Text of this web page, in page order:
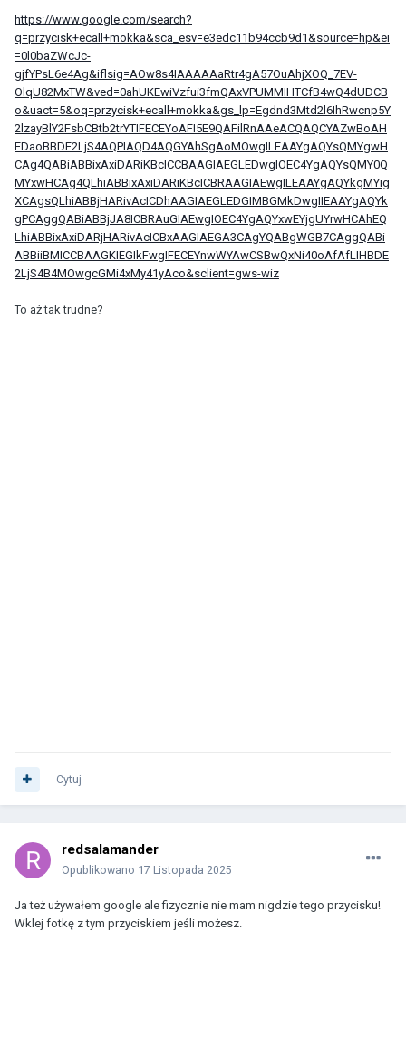
https://www.google.com/search?
q=przycisk+ecall+mokka&sca_esv=e3edc11b94ccb9d1&source=hp&ei
=0l0baZWcJc-
gjfYPsL6e4Ag&iflsig=AOw8s4IAAAAAaRtr4gA57OuAhjXOQ_7EV-
OlqU82MxTW&ved=0ahUKEwiVzfui3fmQAxVPUMMIHTCfB4wQ4dUDCB
o&uact=5&oq=przycisk+ecall+mokka&gs_lp=Egdnd3Mtd2l6IhRwcnp5Y
2lzayBlY2FsbCBtb2trYTIFECEYoAFI5E9QAFilRnAAeACQAQCYAZwBoAH
EDaoBBDE2LjS4AQPIAQD4AQGYAhSgAoMOwgILEAAYgAQYsQMYgwH
CAg4QABiABBixAxiDARiKBcICCBAAGIAEGLEDwgIOEC4YgAQYsQMY0Q
MYxwHCAg4QLhiABBixAxiDARiKBcICBRAAGIAEwgILEAAYgAQYkgMYig
XCAgsQLhiABBjHARivAcICDhAAGIAEGLEDGIMBGMkDwgIIEAAYgAQYk
gPCAggQABiABBjJA8ICBRAuGIAEwgIOEC4YgAQYxwEYjgUYrwHCAhEQ
LhiABBixAxiDARjHARivAcICBxAAGIAEGA3CAgYQABgWGB7CAggQABi
ABBiiBMICCBAAGKIEGIkFwgIFECEYnwWYAwCSBwQxNi40oAfAfLIHBDE
2LjS4B4MOwgcGMi4xMy41yAco&sclient=gws-wiz
To aż tak trudne?
Cytuj
redsalamander
Opublikowano 17 Listopada 2025
Ja też używałem google ale fizycznie nie mam nigdzie tego przycisku!
Wklej fotkę z tym przyciskiem jeśli możesz.